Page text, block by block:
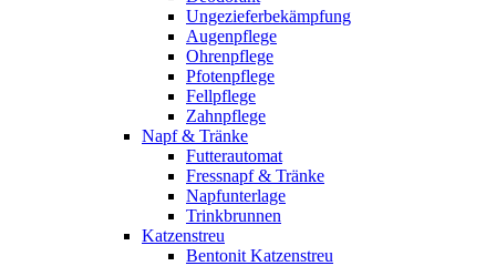
Ungezieferbekämpfung
Augenpflege
Ohrenpflege
Pfotenpflege
Fellpflege
Zahnpflege
Napf & Tränke
Futterautomat
Fressnapf & Tränke
Napfunterlage
Trinkbrunnen
Katzenstreu
Bentonit Katzenstreu